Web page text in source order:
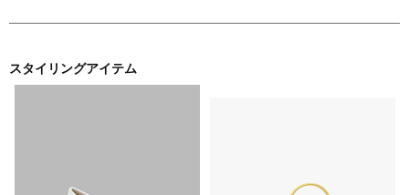
スタイリングアイテム